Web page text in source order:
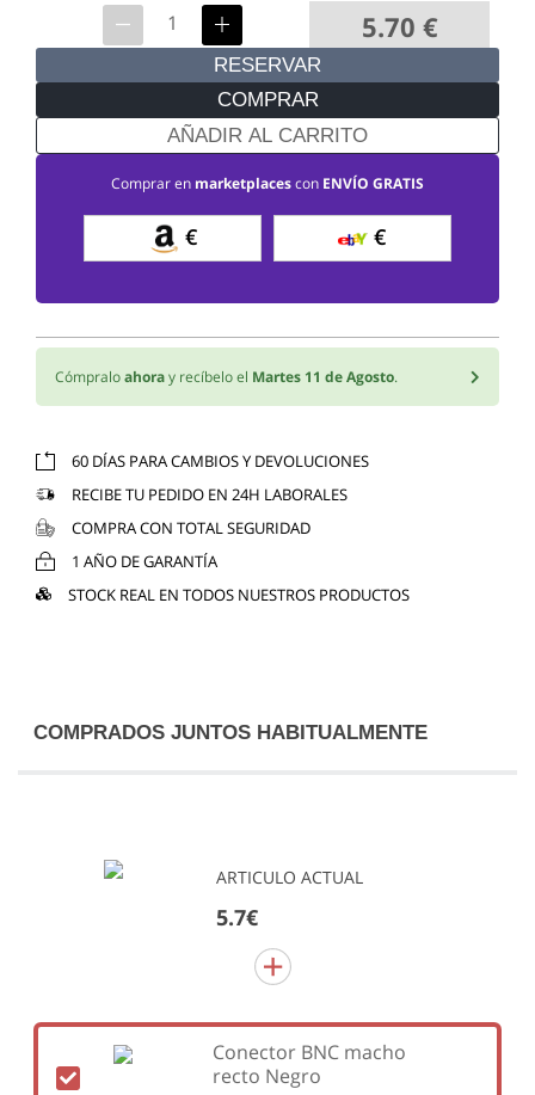
5.70 €
RESERVAR
COMPRAR
AÑADIR AL CARRITO
Comprar en marketplacescon ENVÍO GRATIS
€ €
Cómpraloahoray recíbelo el Martes 11 de Agosto.
60 DÍAS PARA CAMBIOS Y DEVOLUCIONES
RECIBE TU PEDIDO EN 24H LABORALES
COMPRA CON TOTAL SEGURIDAD
1 AÑO DE GARANTÍA
STOCK REAL EN TODOS NUESTROS PRODUCTOS
COMPRADOS JUNTOS HABITUALMENTE
ARTICULO ACTUAL
5.7€
Conector BNC macho
recto Negro